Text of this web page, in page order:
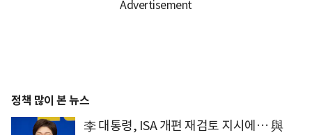
정책 많이 본 뉴스
李 대통령, ISA 개편 재검토 지시에… 與